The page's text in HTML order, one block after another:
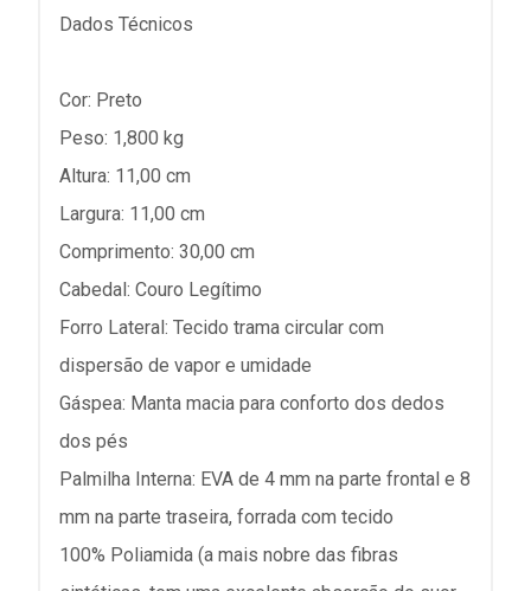
Dados Técnicos
Cor: Preto
Peso: 1,800 kg
Altura: 11,00 cm
Largura: 11,00 cm
Comprimento: 30,00 cm
Cabedal: Couro Legítimo
Forro Lateral: Tecido trama circular com
dispersão de vapor e umidade
Gáspea: Manta macia para conforto dos dedos
dos pés
Palmilha Interna: EVA de 4 mm na parte frontal e 8
mm na parte traseira, forrada com tecido
100% Poliamida (a mais nobre das fibras